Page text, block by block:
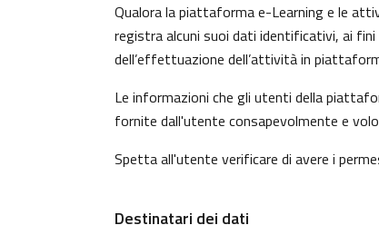
Qualora la piattaforma e-Learning e le
registra alcuni suoi dati identificativi, ai
dell’effettuazione dell’attività in
Le informazioni che gli utenti della
fornite dall'utente consapevolmente e
Spetta all'utente verificare di avere i
Destinatari dei dati